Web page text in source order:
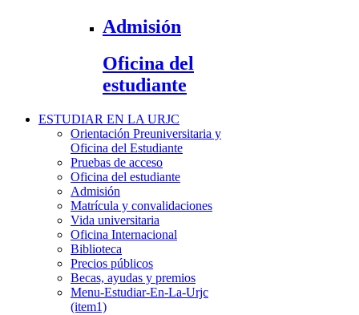
Admisión
Oficina del
estudiante
ESTUDIAR EN LA URJC
Orientación Preuniversitaria y
Oficina del Estudiante
Pruebas de acceso
Oficina del estudiante
Admisión
Matrícula y convalidaciones
Vida universitaria
Oficina Internacional
Biblioteca
Precios públicos
Becas, ayudas y premios
Menu-Estudiar-En-La-Urjc
(item1)